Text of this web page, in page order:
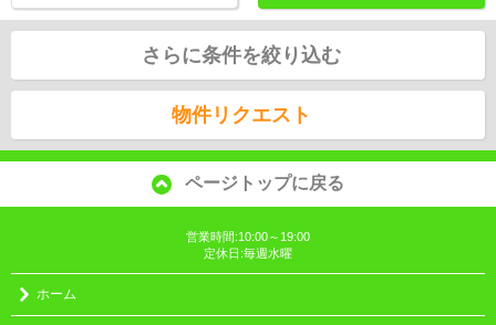
さらに条件を絞り込む
物件リクエスト
ページトップに戻る
営業時間:10:00～19:00
定休日:毎週水曜
ホーム